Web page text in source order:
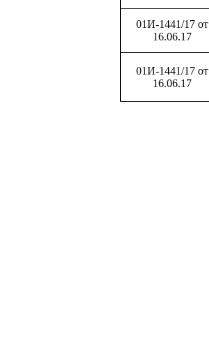
01И-1441/17 от
16.06.17
01И-1441/17 от
16.06.17